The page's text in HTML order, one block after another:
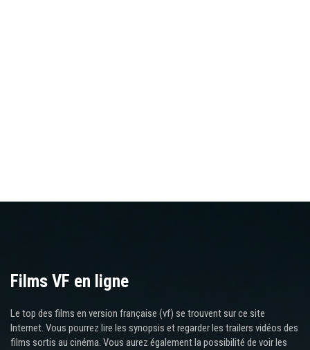
Films VF en ligne
Le top des films en version française (vf) se trouvent sur ce site
Internet. Vous pourrez lire les synopsis et regarder les trailers vidéos des
films sortis au cinéma. Vous aurez également la possibilité de voir les